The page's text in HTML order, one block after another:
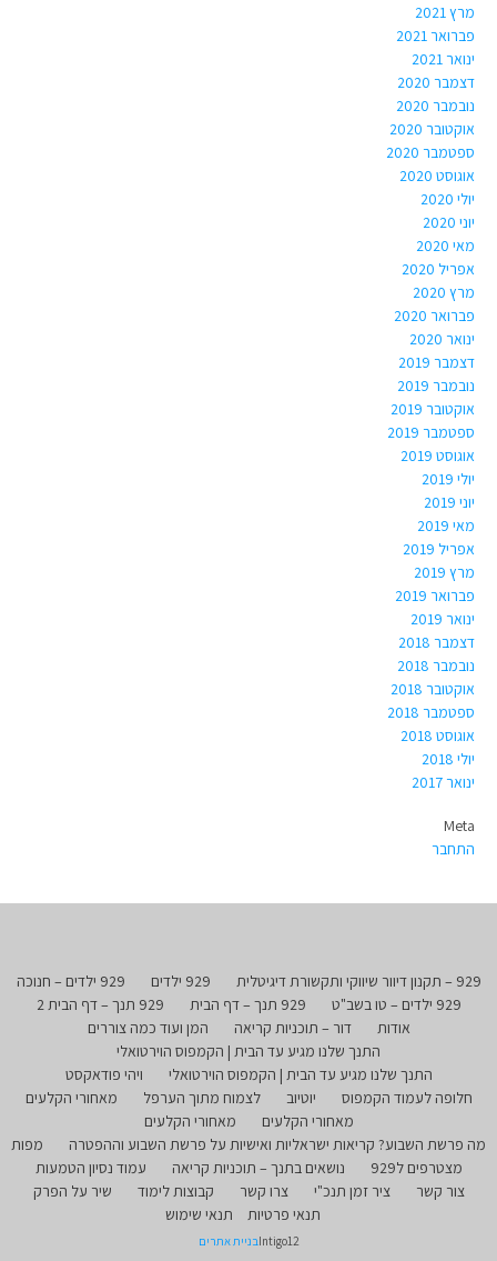
מרץ 2021
פברואר 2021
ינואר 2021
דצמבר 2020
נובמבר 2020
אוקטובר 2020
ספטמבר 2020
אוגוסט 2020
יולי 2020
יוני 2020
מאי 2020
אפריל 2020
מרץ 2020
פברואר 2020
ינואר 2020
דצמבר 2019
נובמבר 2019
אוקטובר 2019
ספטמבר 2019
אוגוסט 2019
יולי 2019
יוני 2019
מאי 2019
אפריל 2019
מרץ 2019
פברואר 2019
ינואר 2019
דצמבר 2018
נובמבר 2018
אוקטובר 2018
ספטמבר 2018
אוגוסט 2018
יולי 2018
ינואר 2017
Meta
התחבר
929 – תקנון דיוור שיווקי ותקשורת דיגיטלית 929 ילדים
929 ילדים – חנוכה
929 ילדים – טו בשב"ט
929 תנך – דף הבית
929 תנך – דף הבית 2
אודות
דור – תוכניות קריאה
המן ועוד כמה צוררים
התנך שלנו מגיע עד הבית | הקמפוס הוירטואלי
התנך שלנו מגיע עד הבית | הקמפוס הוירטואלי
ויהי פודאקסט
חלופה לעמוד הקמפוס
יוטיוב לצמוח מתוך הערפל
מאחורי הקלעים
מאחורי הקלעים
מאחורי הקלעים
מה פרשת השבוע? קריאות ישראליות ואישיות על פרשת השבוע וההפטרה
מפות
מצטרפים ל929
נושאים בתנך – תוכניות קריאה
עמוד נסיון הטמעות
צור קשר
ציר זמן תנכ"י צרו קשר קבוצות לימוד
שיר על הפרק
תנאי פרטיות
תנאי שימוש
Intigo12בניית אתרים